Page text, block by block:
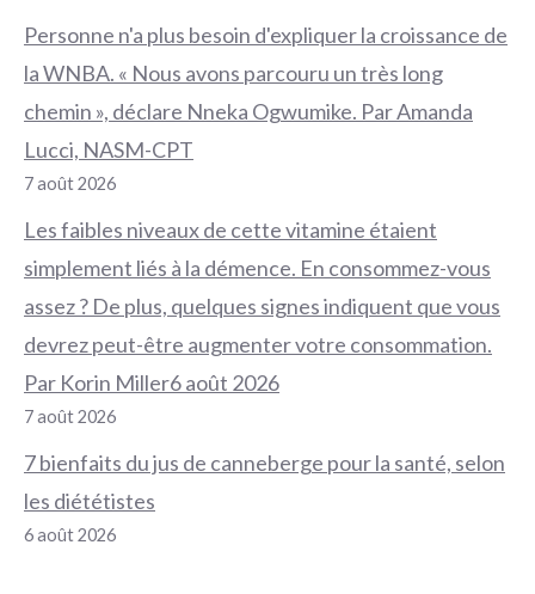
Personne n'a plus besoin d'expliquer la croissance de
la WNBA. « Nous avons parcouru un très long
chemin », déclare Nneka Ogwumike. Par Amanda
Lucci, NASM-CPT
7 août 2026
Les faibles niveaux de cette vitamine étaient
simplement liés à la démence. En consommez-vous
assez ? De plus, quelques signes indiquent que vous
devrez peut-être augmenter votre consommation.
Par Korin Miller6 août 2026
7 août 2026
7 bienfaits du jus de canneberge pour la santé, selon
les diététistes
6 août 2026